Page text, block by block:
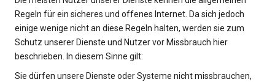
Regeln für ein sicheres und offenes Internet. Da sich jedoch
einige wenige nicht an diese Regeln halten, werden sie zum
Schutz unserer Dienste und Nutzer vor Missbrauch hier
beschrieben. In diesem Sinne gilt:
Sie dürfen unsere Dienste oder Systeme nicht missbrauchen,